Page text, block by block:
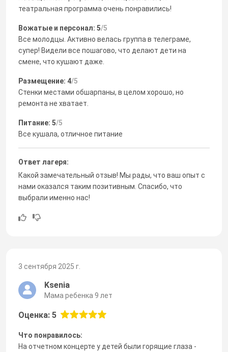
театральная программа очень понравились!
Вожатые и персонал: 5/5
Все молодцы. Активно велась группа в телеграме,
супер! Видели все пошагово, что делают дети на
смене, что кушают даже.
Размещение: 4/5
Стенки местами обшарпаны, в целом хорошо, но
ремонта не хватает.
Питание: 5/5
Все кушала, отличное питание
Ответ лагеря:
Какой замечательный отзыв! Мы рады, что ваш опыт с
нами оказался таким позитивным. Спасибо, что
выбрали именно нас!
3 сентября 2025 г.
Ksenia
Мама ребенка 9 лет
Оценка: 5
Что понравилось:
На отчетном концерте у детей были горящие глаза -